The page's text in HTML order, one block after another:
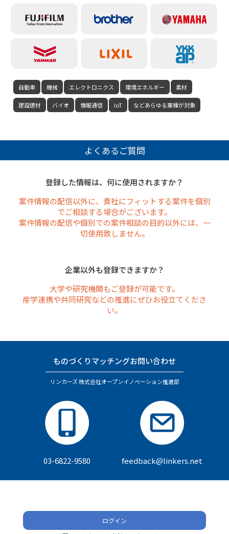
自動車 機械 エレクトロニクス 環境エネルギー 素材
建設建材 バイオ 情報通信 IoT などあらゆる業種が対象
よくあるご質問
登録した情報は、何に使用されますか？
案件情報の配信以外に、貴社にフィットする案件を個別
でご相談する場合がございます。
案件情報の配信や個別での案件相談の目的以外には、一
切使用致しません。
企業以外も登録できますか？
大学や研究機関もご登録が可能です。
産学連携や共同研究などの推進にぜひお役立てくださ
い。
ものづくりマッチングお問い合わせ
リンカーズ 株式会社オープンイノベーション推進部
03-6822-9580 feedback@linkers.net
ログイン